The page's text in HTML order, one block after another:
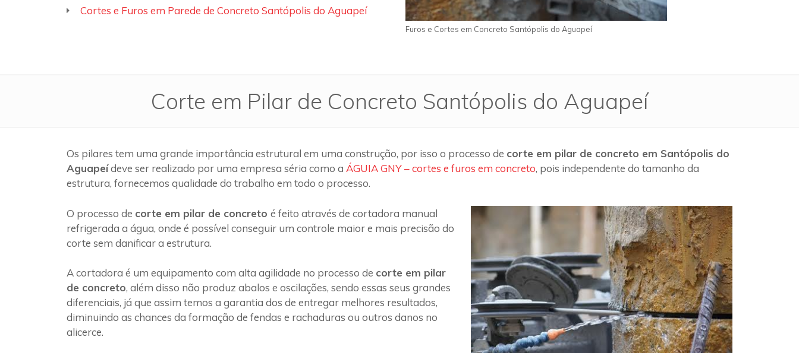
Cortes e Furos em Parede de Concreto Santópolis do Aguapeí
Furos e Cortes em Concreto Santópolis do Aguapeí
Corte em Pilar de Concreto Santópolis do Aguapeí
Os pilares tem uma grande importância estrutural em uma construção, por isso o processo de corte em pilar de concreto em Santópolis do
Aguapeídeve ser realizado por uma empresa séria como a ÁGUIA GNY – cortes e furos em concreto, pois independente do tamanho da
estrutura, fornecemos qualidade do trabalho em todo o processo.
O processo de corte em pilar de concreto é feito através de cortadora manual
refrigerada a água, onde é possível conseguir um controle maior e mais precisão do
corte sem danificar a estrutura.
A cortadora é um equipamento com alta agilidade no processo de corte em pilar
de concreto, além disso não produz abalos e oscilações, sendo essas seus grandes
diferenciais, já que assim temos a garantia dos de entregar melhores resultados,
diminuindo as chances da formação de fendas e rachaduras ou outros danos no
alicerce.